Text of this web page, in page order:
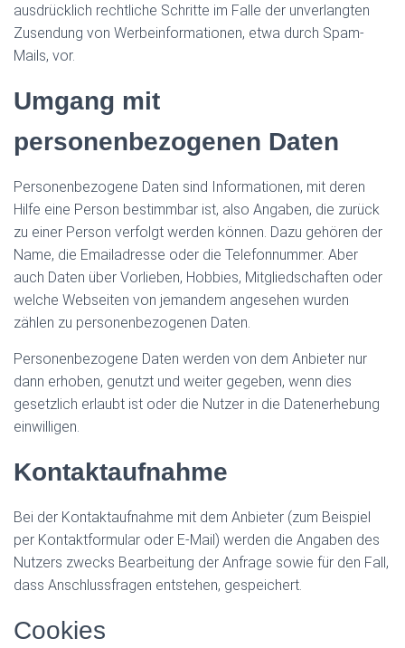
ausdrücklich rechtliche Schritte im Falle der unverlangten
Zusendung von Werbeinformationen, etwa durch Spam-
Mails, vor.
Umgang mit
personenbezogenen Daten
Personenbezogene Daten sind Informationen, mit deren
Hilfe eine Person bestimmbar ist, also Angaben, die zurück
zu einer Person verfolgt werden können. Dazu gehören der
Name, die Emailadresse oder die Telefonnummer. Aber
auch Daten über Vorlieben, Hobbies, Mitgliedschaften oder
welche Webseiten von jemandem angesehen wurden
zählen zu personenbezogenen Daten.
Personenbezogene Daten werden von dem Anbieter nur
dann erhoben, genutzt und weiter gegeben, wenn dies
gesetzlich erlaubt ist oder die Nutzer in die Datenerhebung
einwilligen.
Kontaktaufnahme
Bei der Kontaktaufnahme mit dem Anbieter (zum Beispiel
per Kontaktformular oder E-Mail) werden die Angaben des
Nutzers zwecks Bearbeitung der Anfrage sowie für den Fall,
dass Anschlussfragen entstehen, gespeichert.
Cookies